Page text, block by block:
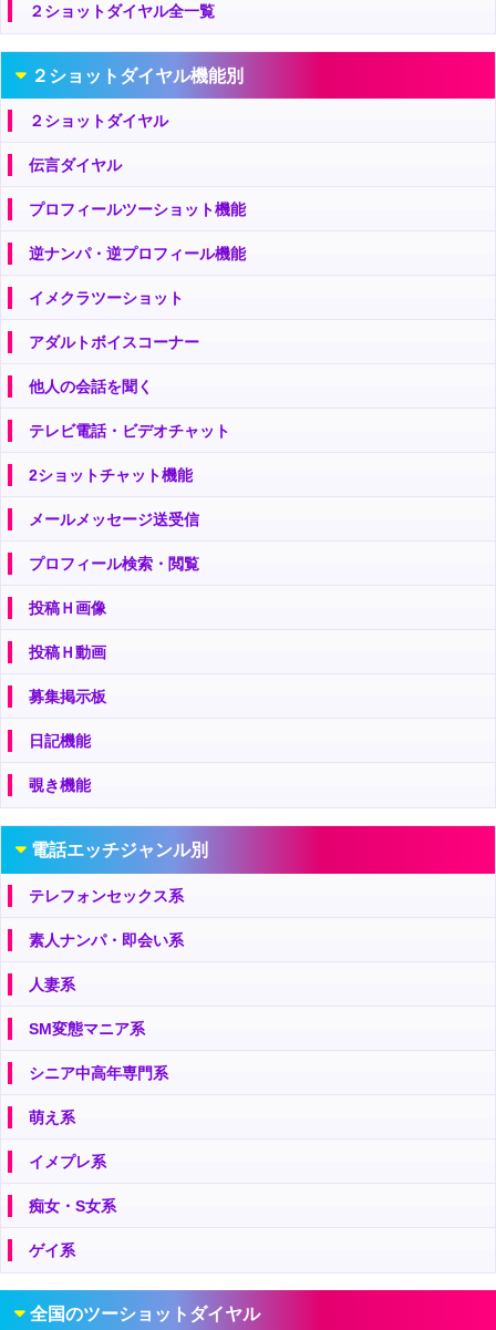
２ショットダイヤル全一覧
２ショットダイヤル機能別
２ショットダイヤル
伝言ダイヤル
プロフィールツーショット機能
逆ナンパ・逆プロフィール機能
イメクラツーショット
アダルトボイスコーナー
他人の会話を聞く
テレビ電話・ビデオチャット
2ショットチャット機能
メールメッセージ送受信
プロフィール検索・閲覧
投稿Ｈ画像
投稿Ｈ動画
募集掲示板
日記機能
覗き機能
電話エッチジャンル別
テレフォンセックス系
素人ナンパ・即会い系
人妻系
SM変態マニア系
シニア中高年専門系
萌え系
イメプレ系
痴女・S女系
ゲイ系
全国のツーショットダイヤル